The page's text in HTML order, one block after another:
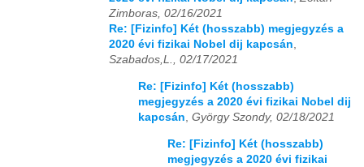
Zimboras, 02/16/2021
Re: [Fizinfo] Két (hosszabb) megjegyzés a
2020 évi fizikai Nobel dij kapcsán,
Szabados,L., 02/17/2021
Re: [Fizinfo] Két (hosszabb)
megjegyzés a 2020 évi fizikai Nobel dij
kapcsán György Szondy, 02/18/2021
Re: [Fizinfo] Két (hosszabb)
megjegyzés a 2020 évi fizikai